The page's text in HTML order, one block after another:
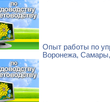
Опыт работы по
Воронежа, Самары,